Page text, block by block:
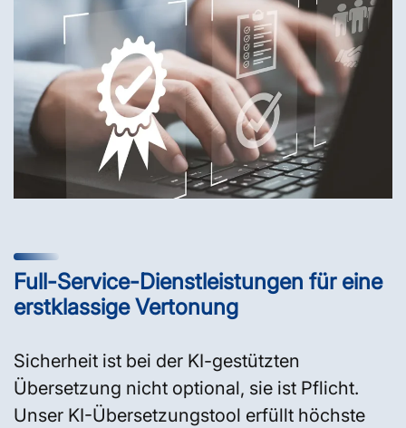
Full-Service-Dienstleistungen für eine
erstklassige Vertonung
Sicherheit ist bei der KI-gestützten
Übersetzung nicht optional, sie ist Pflicht.
Unser KI-Übersetzungstool erfüllt höchste